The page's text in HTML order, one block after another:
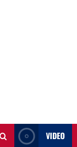
VIDEO